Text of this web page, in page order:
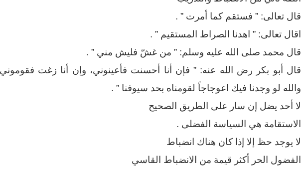
قال تعالى: ” فستقم كما أمرت ” .
اقال تعالى: ” اهدنا الصراط المستقيم ” .
قال محمد صلى الله عليه وسلم: ” من غشّ فليش مني ” .
قال أبو بكر رض الله عنه: ” فإن أنا أحسنت فأعينوني، وإن أنا زغت
والله لو وجدنا فيك اعوجاجاً لقومناه بحد سيوفنا ” .
لا أحد يضل إن سار على الطريق الصحيح
الاستقامة هي السياسة الفضلى .
لا يوجد حظ إلا إذا كان هناك انضباط
الفضول الحر أكثر قيمة من الانضباط القاسي